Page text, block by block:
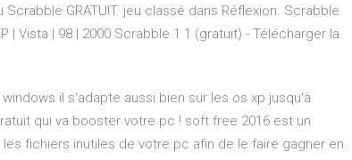
GRATUIT. jeu classé dans Réflexion. Scrabble
| Vista | 98 | 2000 Scrabble 1.1 (gratuit) - Télécharger la
il s'adapte aussi bien sur les os xp jusqu'à
qui va booster votre pc ! soft free 2016 est un
fichiers inutiles de votre pc afin de le faire gagner en